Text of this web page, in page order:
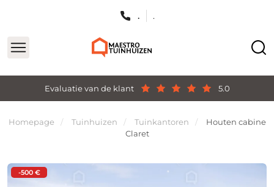
Evaluatie van de klant 5.0
. .
Homepage Tuinhuizen Tuinkantoren
Houten cabine
Claret
-500 €